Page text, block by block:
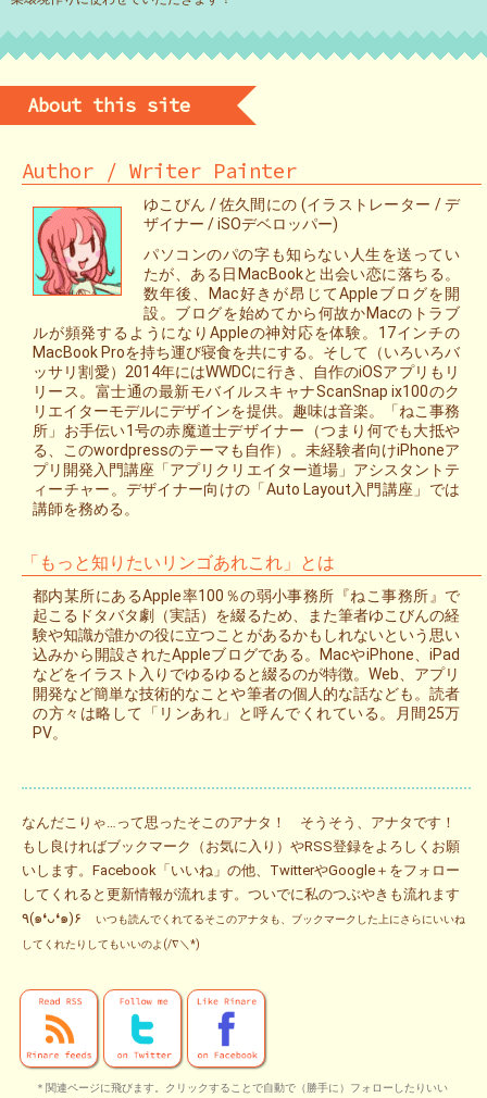
About this site
Author / Writer Painter
ゆこびん / 佐久間にの (イラストレーター / デ
ザイナー / iSOデベロッパー)
パソコンのパの字も知らない人生を送ってい
たが、ある日MacBookと出会い恋に落ちる。
数年後、Mac好きが昂じてAppleブログを開
設。ブログを始めてから何故かMacのトラブ
ルが頻発するようになりAppleの神対応を体験。17インチの
MacBook Proを持ち運び寝食を共にする。そして（いろいろバ
ッサリ割愛）2014年にはWWDCに行き、自作のiOSアプリもリ
リース。富士通の最新モバイルスキャナScanSnap ix100のク
リエイターモデルにデザインを提供。趣味は音楽。「ねこ事務
所」お手伝い1号の赤魔道士デザイナー（つまり何でも大抵や
る、このwordpressのテーマも自作）。未経験者向けiPhoneア
プリ開発入門講座「アプリクリエイター道場」アシスタントテ
ィーチャー。デザイナー向けの「Auto Layout入門講座」では
講師を務める。
「もっと知りたいリンゴあれこれ」とは
都内某所にあるApple率100％の弱小事務所『ねこ事務所』で
起こるドタバタ劇（実話）を綴るため、また筆者ゆこびんの経
験や知識が誰かの役に立つことがあるかもしれないという思い
込みから開設されたAppleブログである。MacやiPhone、iPad
などをイラスト入りでゆるゆると綴るのが特徴。Web、アプリ
開発など簡単な技術的なことや筆者の個人的な話なども。読者
の方々は略して「リンあれ」と呼んでくれている。月間25万
PV。
なんだこりゃ…って思ったそこのアナタ！ そうそう、アナタです！
もし良ければブックマーク（お気に入り）やRSS登録をよろしくお願
いします。Facebook「いいね」の他、TwitterやGoogle＋をフォロー
してくれると更新情報が流れます。ついでに私のつぶやきも流れます
٩(๑❛ᴗ❛๑)۶
いつも読んでくれてるそこのアナタも、ブックマークした上にさらにいいね
してくれたりしてもいいのよ(/∇＼*)
＊関連ページに飛びます。クリックすることで自動で（勝手に）フォローしたりいい